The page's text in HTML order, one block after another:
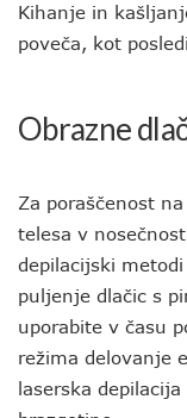
Kihanje in
poveča, kot
Obrazne
Za poraščenost
telesa v
depilacijski
puljenje dlačic s
uporabite v času
režima delovanje
laserska